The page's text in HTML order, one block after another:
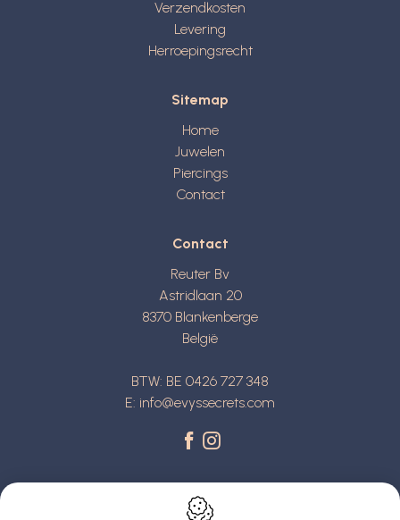
Verzendkosten
Levering
Herroepingsrecht
Sitemap
Home
Juwelen
Piercings
Contact
Contact
Reuter Bv
Astridlaan 20
8370 Blankenberge
België
BTW: BE 0426 727 348
E: info@evyssecrets.com